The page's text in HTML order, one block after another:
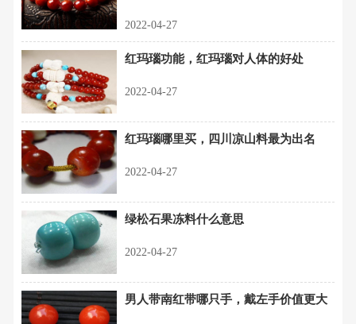
2022-04-27
红玛瑙功能，红玛瑙对人体的好处
2022-04-27
红玛瑙哪里买，四川凉山料最为出名
2022-04-27
绿松石果冻料什么意思
2022-04-27
男人带南红带哪只手，戴左手价值更大